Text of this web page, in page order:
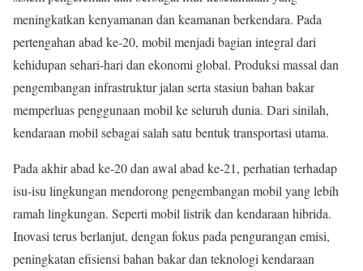
meningkatkan kenyamanan dan keamanan berkendara. Pada
pertengahan abad ke-20, mobil menjadi bagian integral dari
kehidupan sehari-hari dan ekonomi global. Produksi massal dan
pengembangan infrastruktur jalan serta stasiun bahan bakar
memperluas penggunaan mobil ke seluruh dunia. Dari sinilah,
kendaraan mobil sebagai salah satu bentuk transportasi utama.
Pada akhir abad ke-20 dan awal abad ke-21, perhatian terhadap
isu-isu lingkungan mendorong pengembangan mobil yang lebih
ramah lingkungan. Seperti mobil listrik dan kendaraan hibrida.
Inovasi terus berlanjut, dengan fokus pada pengurangan emisi,
peningkatan efisiensi bahan bakar dan teknologi kendaraan